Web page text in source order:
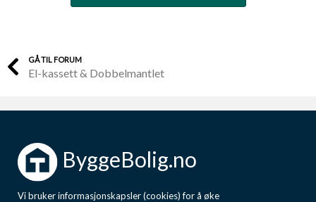
GÅ TIL FORUM
El-kassett & Dobbelmantlet
ByggeBolig.no
Vi bruker informasjonskapsler (cookies) for å øke